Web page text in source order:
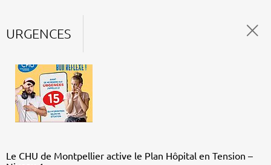
URGENCES
Le CHU de Montpellier active le Plan Hôpital en Tension –